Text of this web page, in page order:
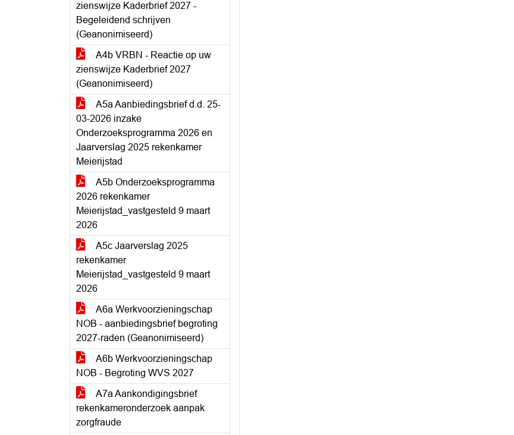
zienswijze Kaderbrief 2027 -
Begeleidend schrijven
(Geanonimiseerd)
A4b VRBN - Reactie op uw
zienswijze Kaderbrief 2027
(Geanonimiseerd)
A5a Aanbiedingsbrief d.d. 25-
03-2026 inzake
Onderzoeksprogramma 2026 en
Jaarverslag 2025 rekenkamer
Meierijstad
A5b Onderzoeksprogramma
2026 rekenkamer
Meierijstad_vastgesteld 9 maart
2026
A5c Jaarverslag 2025
rekenkamer
Meierijstad_vastgesteld 9 maart
2026
A6a Werkvoorzieningschap
NOB - aanbiedingsbrief begroting
2027-raden (Geanonimiseerd)
A6b Werkvoorzieningschap
NOB - Begroting WVS 2027
A7a Aankondigingsbrief
rekenkameronderzoek aanpak
zorgfraude